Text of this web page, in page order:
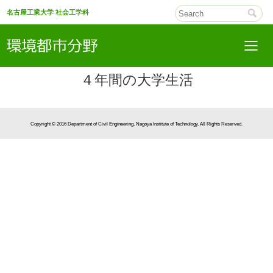
名古屋工業大学 社会工学科
４年間の大学生活
Copyright © 2016 Department of Civil Engineering, Nagoya Institute of Technology. All Rights Reserved.